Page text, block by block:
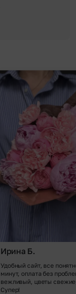
Ирина Б.
Удобный сайт, все
минут, оплата без
вежливый, цветы
Супер!